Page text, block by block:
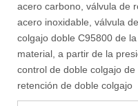
acero carbono, válvula de
acero inoxidable, válvula
colgajo doble C95800 de
material, a partir de la
control de doble colgajo de
retención de doble colgajo